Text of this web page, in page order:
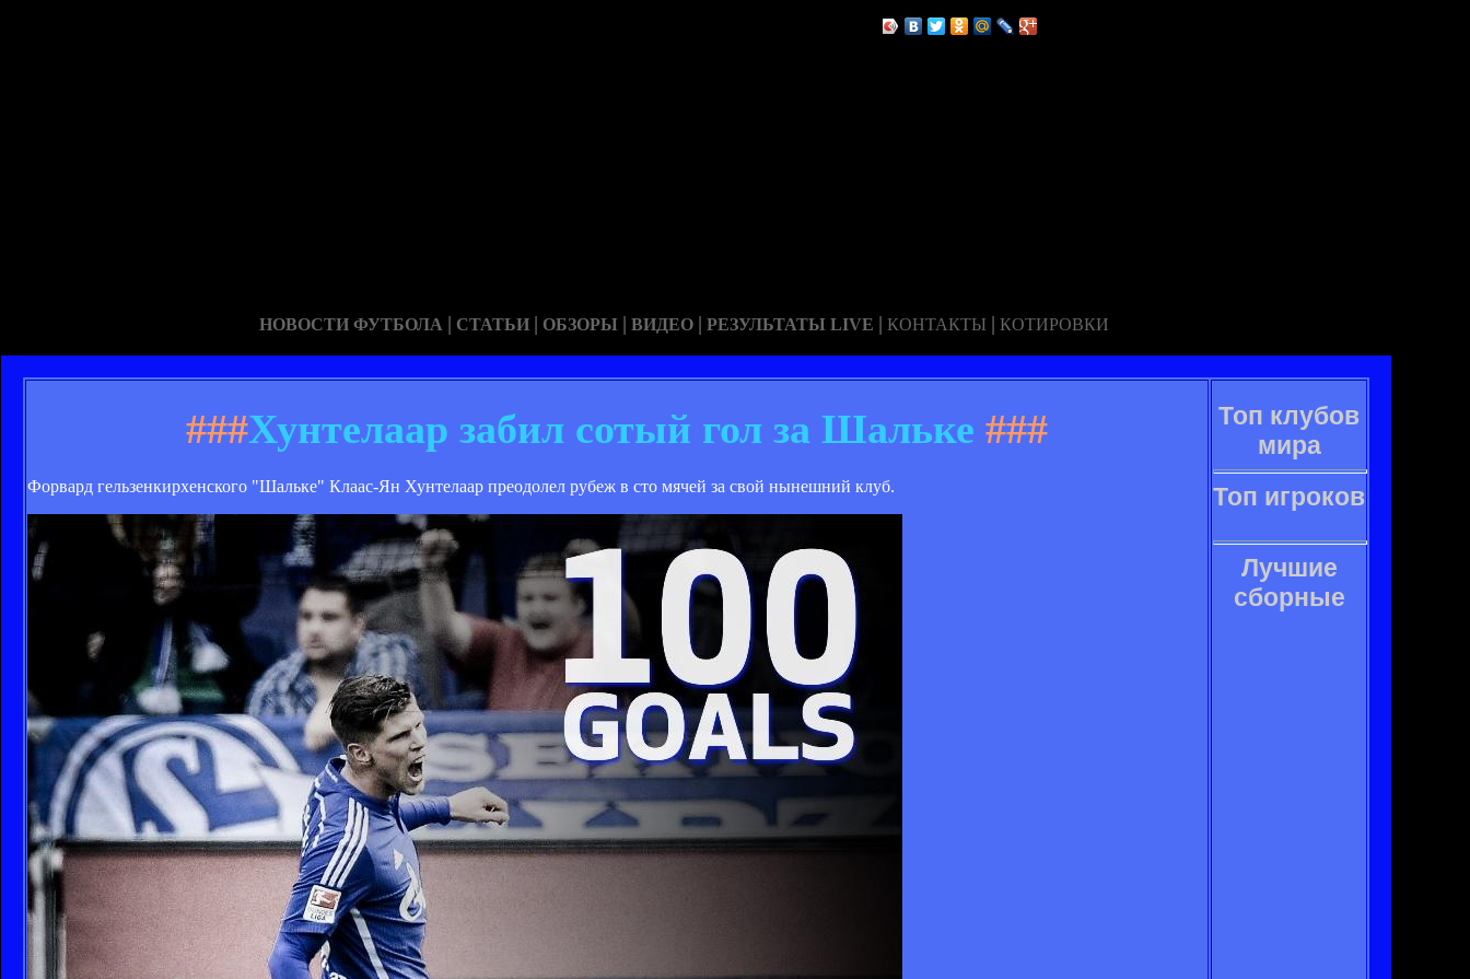
НОВОСТИ ФУТБОЛА | СТАТЬИ | ОБЗОРЫ | ВИДЕО | РЕЗУЛЬТАТЫ LIVE | КОНТАКТЫ | КОТИРОВКИ
###Хунтелаар забил сотый гол за Шальке ###
Форвард гельзенкирхенского "Шальке" Клаас-Ян Хунтелаар преодолел рубеж в сто мячей за свой нынешний клуб.
Топ клубов
мира
Топ игроков
Лучшие
сборные